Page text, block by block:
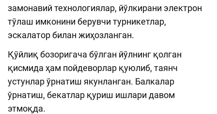
замонавий технологиялар, йўлкирани электрон
тўлаш имконини берувчи турникетлар,
эскалатор билан жиҳозланган.
Қўйлиқ бозоригача бўлган йўлнинг қолган
қисмида ҳам пойдеворлар қуюлиб, таянч
устунлар ўрнатиш якунланган. Балкалар
ўрнатиш, бекатлар қуриш ишлари давом
этмоқда.